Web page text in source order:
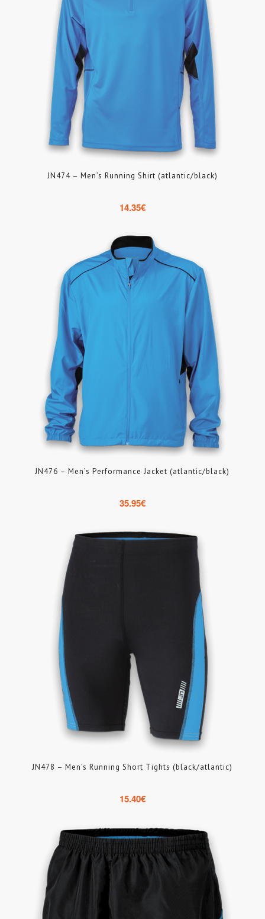
JN474 – Men’s Running Shirt (atlantic/black)
14.35€
JN476 – Men’s Performance Jacket (atlantic/black)
35.95€
JN478 – Men’s Running Short Tights (black/atlantic)
15.40€